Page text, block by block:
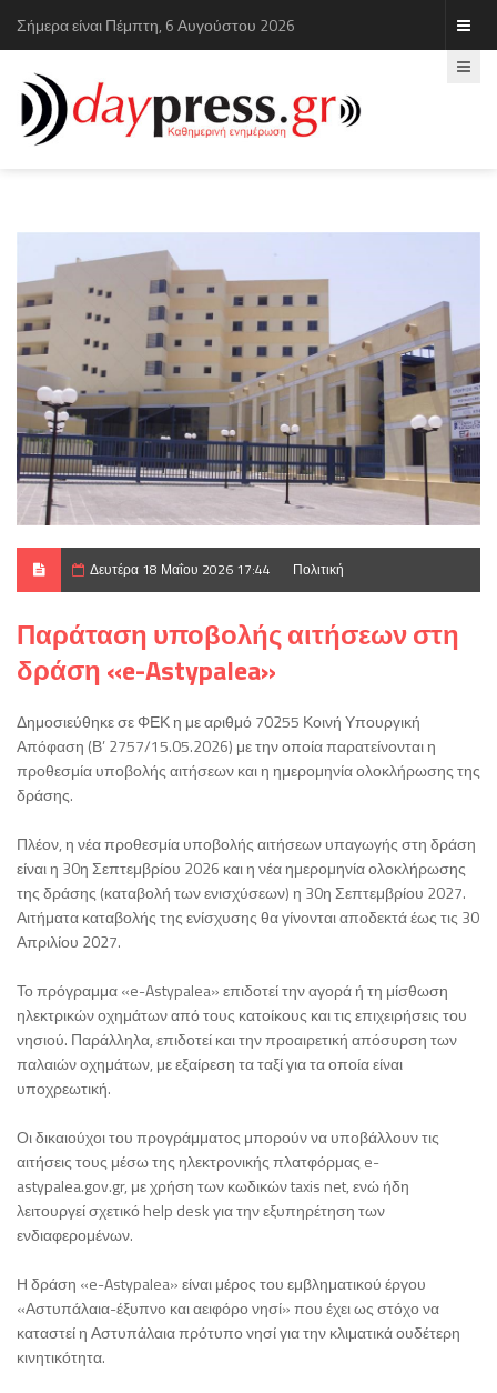
Σήμερα είναι Πέμπτη, 6 Αυγούστου 2026
Δευτέρα 18 Μαΐου 2026 17:44 Πολιτική
Παράταση υποβολής αιτήσεων στη
δράση «e-Astypalea»
Δημοσιεύθηκε σε ΦΕΚ η με αριθμό 70255 Κοινή Υπουργική
Απόφαση (Β’ 2757/15.05.2026) με την οποία παρατείνονται η
προθεσμία υποβολής αιτήσεων και η ημερομηνία ολοκλήρωσης της
δράσης.
Πλέον, η νέα προθεσμία υποβολής αιτήσεων υπαγωγής στη δράση
είναι η 30η Σεπτεμβρίου 2026 και η νέα ημερομηνία ολοκλήρωσης
της δράσης (καταβολή των ενισχύσεων) η 30η Σεπτεμβρίου 2027.
Αιτήματα καταβολής της ενίσχυσης θα γίνονται αποδεκτά έως τις 30
Απριλίου 2027.
Το πρόγραμμα «e-Astypalea» επιδοτεί την αγορά ή τη μίσθωση
ηλεκτρικών οχημάτων από τους κατοίκους και τις επιχειρήσεις του
νησιού. Παράλληλα, επιδοτεί και την προαιρετική απόσυρση των
παλαιών οχημάτων, με εξαίρεση τα ταξί για τα οποία είναι
υποχρεωτική.
Οι δικαιούχοι του προγράμματος μπορούν να υποβάλλουν τις
αιτήσεις τους μέσω της ηλεκτρονικής πλατφόρμας e-
astypalea.gov.gr, με χρήση των κωδικών taxis net, ενώ ήδη
λειτουργεί σχετικό help desk για την εξυπηρέτηση των
ενδιαφερομένων.
Η δράση «e-Astypalea» είναι μέρος του εμβληματικού έργου
«Αστυπάλαια-έξυπνο και αειφόρο νησί» που έχει ως στόχο να
καταστεί η Αστυπάλαια πρότυπο νησί για την κλιματικά ουδέτερη
κινητικότητα.